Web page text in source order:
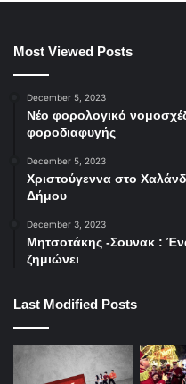
Most Viewed Posts
December 5, 2023
Νέο φορολογικό
φοροδιαφυγής
December 5, 2023
Χριστούγεννα στο
Δήμου
December 3, 2023
Μητσοτάκης -Σουνακ :
ζημιώνει
Last Modified Posts